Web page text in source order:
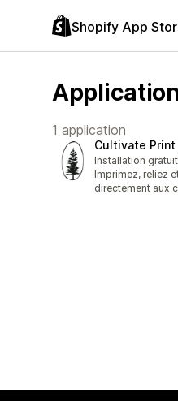
Shopify App
1 application
Cultivate Print
Installation
Imprimez, reliez
directement aux